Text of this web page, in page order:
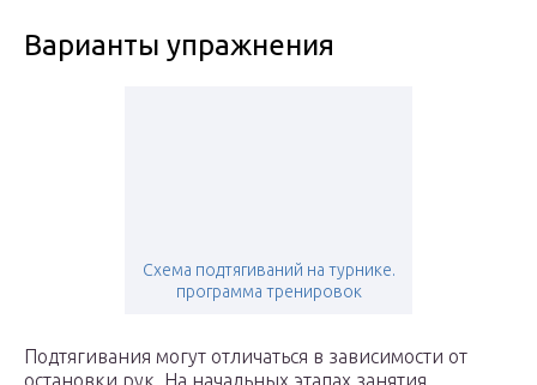
Варианты упражнения
Схема подтягиваний на турнике.
программа тренировок
Подтягивания могут отличаться в зависимости от
остановки рук. На начальных этапах занятия